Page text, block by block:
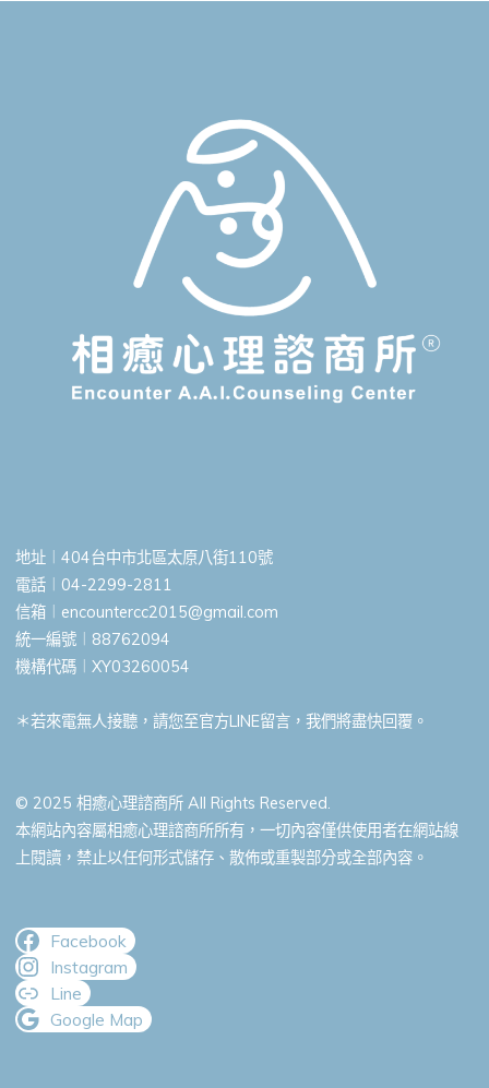
地址︱404台中市北區太原八街110號
電話︱04-2299-2811
信箱︱ encountercc2015@gmail.com
統一編號︱88762094
機構代碼︱XY03260054
＊若來電無人接聽，請您至官方LINE留言，我們將盡快回覆。
© 2025 相癒心理諮商所 All Rights Reserved.
本網站內容屬相癒心理諮商所所有，一切內容僅供使用者在網站線
上閱讀，禁止以任何形式儲存、散佈或重製部分或全部內容。
Facebook
Instagram
Line
Google Map